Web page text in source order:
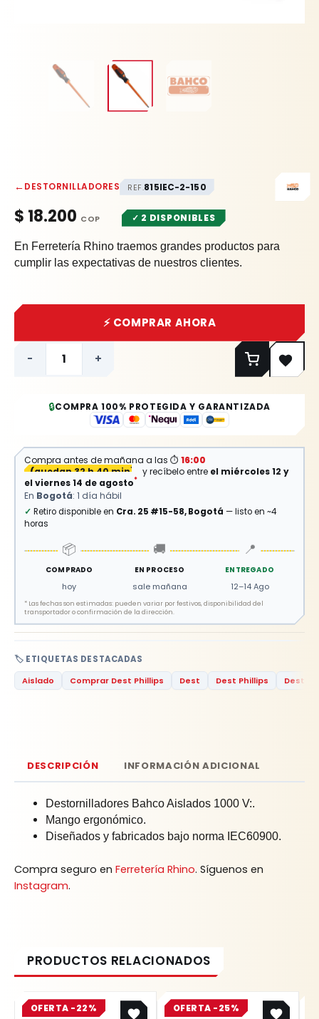
←DESTORNILLADORES REF.815IEC-2-150
$ 18.200 ✓ 2 DISPONIBLES
En Ferretería Rhino traemos grandes productos para
cumplir las expectativas de nuestros clientes.
- +
⚡ COMPRAR AHORA
🏷️ ETIQUETAS DESTACADAS
Aislado
Comprar Dest Phillips Dest Dest Phillips Dest
🔒COMPRA 100% PROTEGIDA Y GARANTIZADA
Compra antes de mañana a las ⏱ 16:00
(quedan 32 h 40 min) y recíbelo entre el miércoles 12 y
el viernes 14 de agosto*
En Bogotá: 1 día hábil
✓ Retiro disponible en Cra. 25 #15-58, Bogotá — listo en ~4
horas
📦
COMPRADO
hoy
🚚
EN PROCESO
sale mañana
📍
ENTREGADO
12–14 Ago
* Las fechas son estimadas: pueden variar por festivos, disponibilidad del
transportador o confirmación de la dirección.
DESCRIPCIÓN INFORMACIÓN ADICIONAL
Destornilladores Bahco Aislados 1000 V:.
Mango ergonómico.
Diseñados y fabricados bajo norma IEC60900.
Compra seguro en Ferretería Rhino. Síguenos en
Instagram.
OFERTA -22%
Original
price
Current
price
OFERTA -25%
Original
price
Current
price